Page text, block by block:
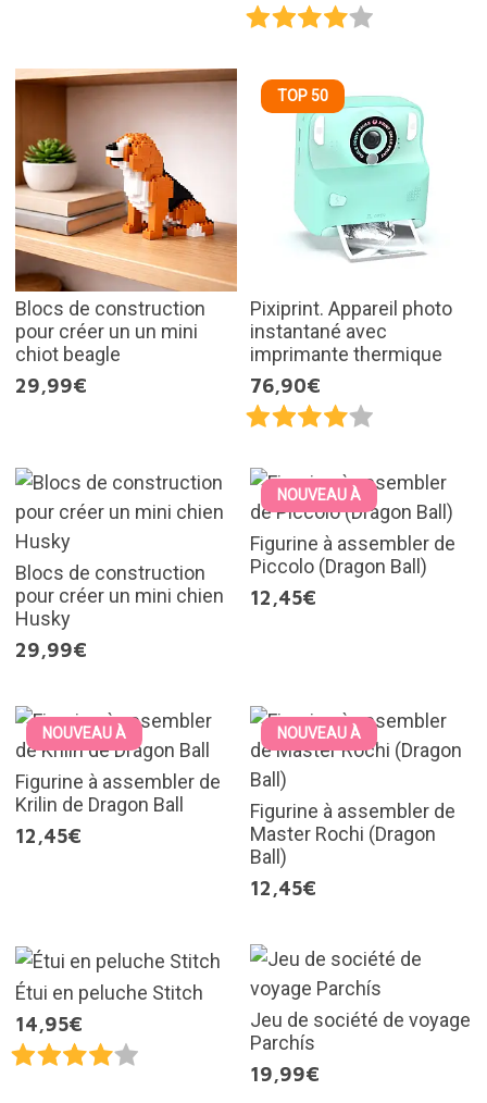
Blocs de construction
pour créer un un mini
chiot beagle
29,99€
TOP 50
Pixiprint. Appareil photo
instantané avec
imprimante thermique
76,90€
Blocs de construction
pour créer un mini chien
Husky
29,99€
NOUVEAU À
Figurine à assembler de
Piccolo (Dragon Ball)
12,45€
NOUVEAU À
Figurine à assembler de
Krilin de Dragon Ball
12,45€
NOUVEAU À
Figurine à assembler de
Master Rochi (Dragon
Ball)
12,45€
Étui en peluche Stitch
14,95€
Jeu de société de voyage
Parchís
19,99€